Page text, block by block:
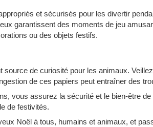
et sécurisés pour les divertir
garantissent des moments de jeu
ou des objets festifs.
source de curiosité pour les animaux.
de ces papiers peut entraîner des
vous assurez la sécurité et le bien-être
de festivités.
Noël à tous, humains et animaux, et